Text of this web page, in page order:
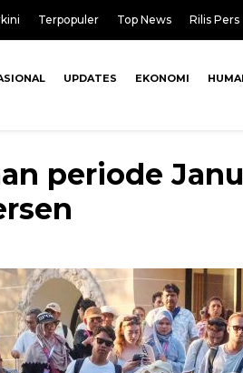
Terpopuler Top News Rilis Pers
UPDATES EKONOMI
periode